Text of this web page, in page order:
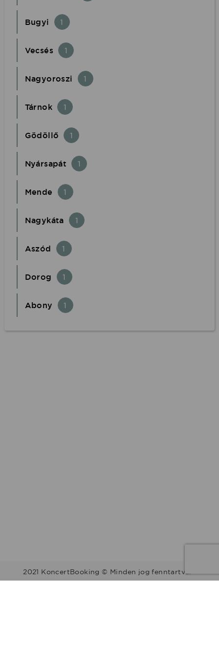
Bugyi 1
Vecsés 1
Nagyoroszi 1
Tárnok 1
Gödöllő 1
Nyársapát 1
Mende 1
Nagykáta 1
Aszód 1
Dorog 1
Abony 1
2021 KoncertBooking © Minden jog fenntartva.
Kapcsolat | Telefonszám: +36 30 157 9812 | E-mail: